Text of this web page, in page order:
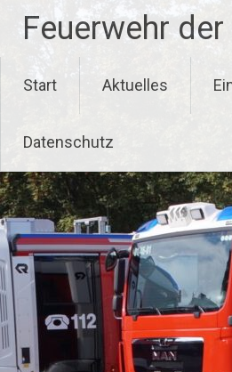
Inhalt
springen
Feuerwehr
Start Aktuelles
Datenschutz